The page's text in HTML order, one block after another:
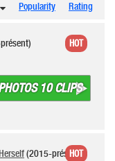
Popularity Rating
10 CLIPS
HOT
(2015-présent)
HOT